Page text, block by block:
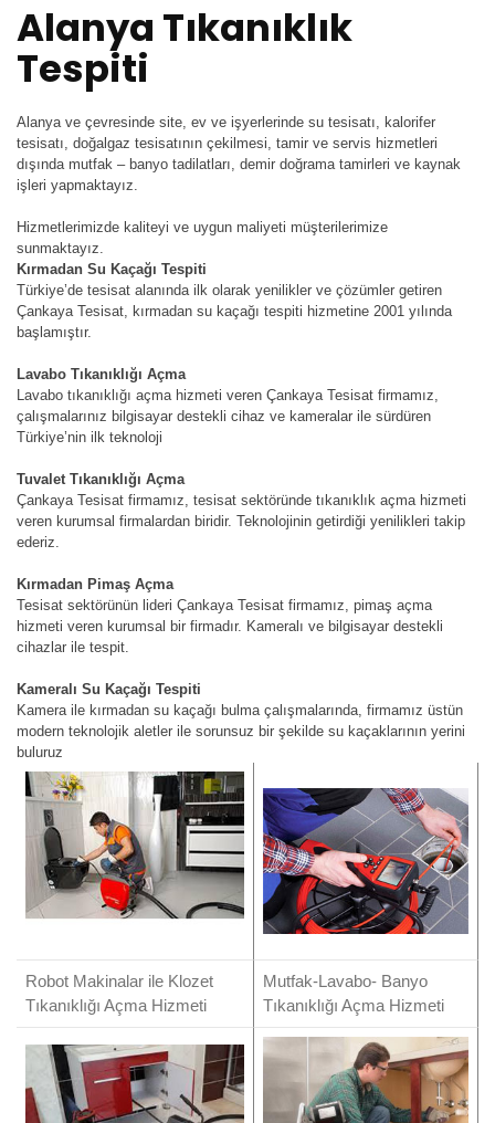
Alanya Tıkanıklık
Tespiti
Alanya ve çevresinde site, ev ve işyerlerinde su tesisatı, kalorifer
tesisatı, doğalgaz tesisatının çekilmesi, tamir ve servis hizmetleri
dışında mutfak – banyo tadilatları, demir doğrama tamirleri ve kaynak
işleri yapmaktayız.
Hizmetlerimizde kaliteyi ve uygun maliyeti müşterilerimize
sunmaktayız.
Kırmadan Su Kaçağı Tespiti
Türkiye’de tesisat alanında ilk olarak yenilikler ve çözümler getiren
Çankaya Tesisat, kırmadan su kaçağı tespiti hizmetine 2001 yılında
başlamıştır.
Lavabo Tıkanıklığı Açma
Lavabo tıkanıklığı açma hizmeti veren Çankaya Tesisat firmamız,
çalışmalarınız bilgisayar destekli cihaz ve kameralar ile sürdüren
Türkiye’nin ilk teknoloji
Tuvalet Tıkanıklığı Açma
Çankaya Tesisat firmamız, tesisat sektöründe tıkanıklık açma hizmeti
veren kurumsal firmalardan biridir. Teknolojinin getirdiği yenilikleri takip
ederiz.
Kırmadan Pimaş Açma
Tesisat sektörünün lideri Çankaya Tesisat firmamız, pimaş açma
hizmeti veren kurumsal bir firmadır. Kameralı ve bilgisayar destekli
cihazlar ile tespit.
Kameralı Su Kaçağı Tespiti
Kamera ile kırmadan su kaçağı bulma çalışmalarında, firmamız üstün
modern teknolojik aletler ile sorunsuz bir şekilde su kaçaklarının yerini
buluruz
Robot Makinalar ile Klozet
Tıkanıklığı Açma Hizmeti
Mutfak-Lavabo- Banyo
Tıkanıklığı Açma Hizmeti